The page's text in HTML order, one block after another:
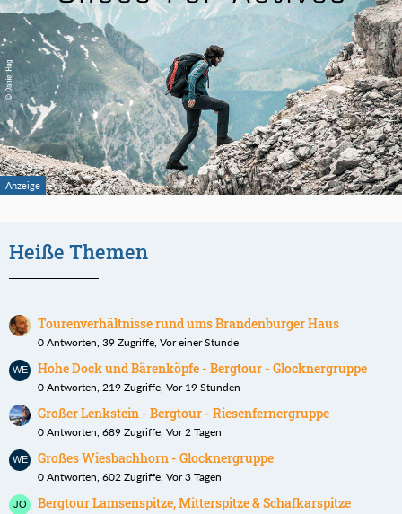
Heiße Themen
Tourenverhältnisse rund ums Brandenburger Haus
0 Antworten, 39 Zugriffe, Vor einer Stunde
Hohe Dock und Bärenköpfe - Bergtour - Glocknergruppe
0 Antworten, 219 Zugriffe, Vor 19 Stunden
Großer Lenkstein - Bergtour - Riesenfernergruppe
0 Antworten, 689 Zugriffe, Vor 2 Tagen
Großes Wiesbachhorn - Glocknergruppe
0 Antworten, 602 Zugriffe, Vor 3 Tagen
Bergtour Lamsenspitze, Mitterspitze & Schafkarspitze